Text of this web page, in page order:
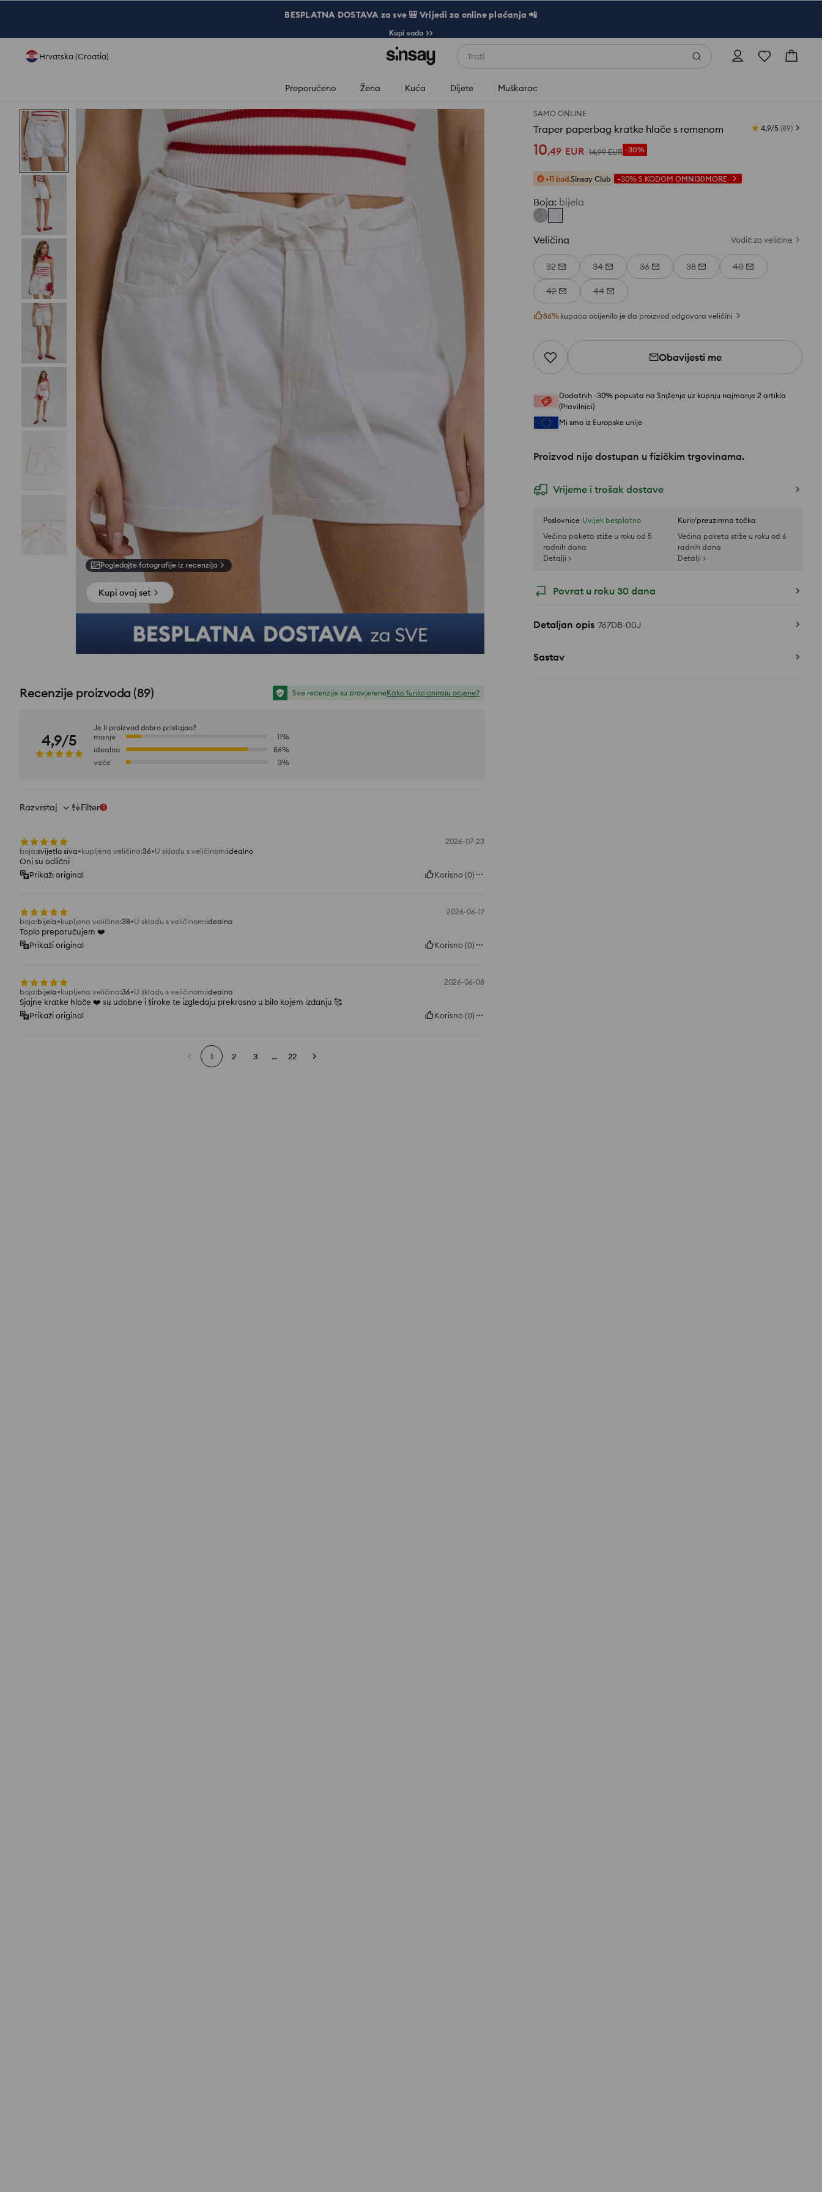
BESPLATNA DOSTAVA za sve 🎒 Vrijedi za online plaćanja 📲
Kupi sada >>
Hrvatska (Croatia) Traži
Preporučeno Žena Kuća Dijete Muškarac
SAMO ONLINE
Traper paperbag kratke hlače s remenom 4,9/5 (89)
10,49 EUR 14,99 EUR -30%
+11 bod.Sinsay Club -30% S KODOM OMNI30MORE
Boja: bijela
Veličina Vodič za veličine
32 34 36 38 40
42 44
86% kupaca ocijenilo je da proizvod odgovara veličini
Obavijesti me
Dodatnih -30% popusta na Sniženje uz kupnju najmanje 2 artikla
(Pravilnici)
Mi smo iz Europske unije
Proizvod nije dostupan u fizičkim trgovinama.
Vrijeme i trošak dostave
Poslovnice Uvijek besplatno
Većina paketa stiže u roku od 5
radnih dana
Detalji >
Kurir/preuzimna točka
Većina paketa stiže u roku od 6
radnih dana
Detalji >
Povrat u roku 30 dana
Detaljan opis 767DB-00J
Sastav
Pogledajte fotografije iz recenzija
Kupi ovaj set
Recenzije proizvoda (89) Sve recenzije su provjereneKako funkcioniraju ocjene?
4,9/5
Je li proizvod dobro pristajao?
manje
11%
idealno
86%
veće
3%
Razvrstaj Filter 1
2026-07-23
boja:svijetlo siva kupljena veličina:36 U skladu s veličinom:idealno
Oni su odlični
Prikaži original
Korisno(0)
2026-06-17
boja:bijela kupljena veličina:38 U skladu s veličinom:idealno
Toplo preporučujem ❤️
Prikaži original
Korisno(0)
2026-06-08
boja:bijela kupljena veličina:36 U skladu s veličinom:idealno
Sjajne kratke hlače ❤️ su udobne i široke te izgledaju prekrasno u bilo kojem izdanju 🥰
Prikaži original
Korisno(0)
1 2 3 ... 22